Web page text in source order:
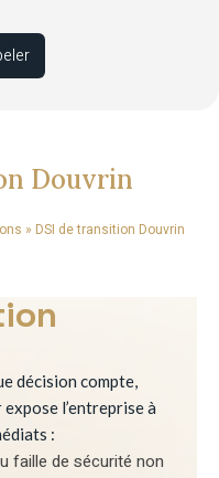
Douvrin
» DSI de transition Douvrin
décision compte,
expose l’entreprise à
:
faille de sécurité non